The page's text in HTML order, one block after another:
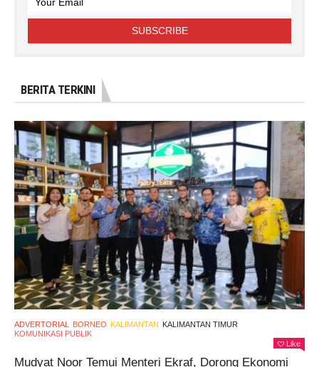
BERITA TERKINI
ADVERTORIAL BORNEO KALIMANTAN KALIMANTAN TIMUR
KOMUNIKASI PUBLIK
Like
Mudyat Noor Temui Menteri Ekraf, Dorong Ekonomi